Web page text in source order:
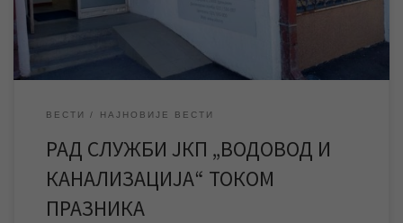
понедељак 11. новембра, неће […]
ВЕСТИ НАЈНОВИЈЕ ВЕСТИ
РАД СЛУЖБИ ЈКП „ВОДОВОД И
КАНАЛИЗАЦИЈА“ ТОКОМ
ПРАЗНИКА